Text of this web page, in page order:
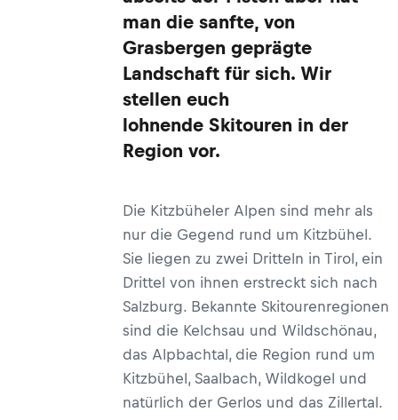
man die sanfte, von
Grasbergen geprägte
Landschaft für sich. Wir
stellen euch
lohnende Skitouren in der
Region vor.
Die Kitzbüheler Alpen sind mehr als
nur die Gegend rund um Kitzbühel.
Sie liegen zu zwei Dritteln in Tirol, ein
Drittel von ihnen erstreckt sich nach
Salzburg. Bekannte Skitourenregionen
sind die Kelchsau und Wildschönau,
das Alpbachtal, die Region rund um
Kitzbühel, Saalbach, Wildkogel und
natürlich der Gerlos und das Zillertal.